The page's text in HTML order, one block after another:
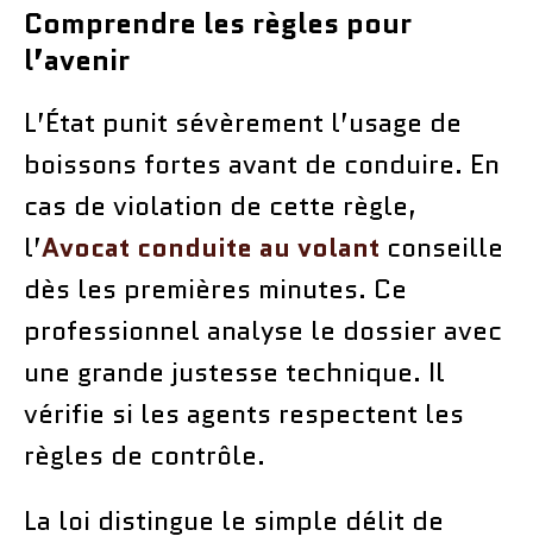
Comprendre les règles pour
l’avenir
L’État punit sévèrement l’usage de
boissons fortes avant de conduire. En
cas de violation de cette règle,
l’Avocat conduite au volant conseille
dès les premières minutes. Ce
professionnel analyse le dossier avec
une grande justesse technique. Il
vérifie si les agents respectent les
règles de contrôle.
La loi distingue le simple délit de